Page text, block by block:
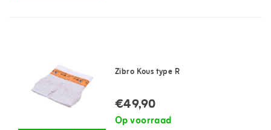
Zibro Kous type R
€49,90
Op voorraad